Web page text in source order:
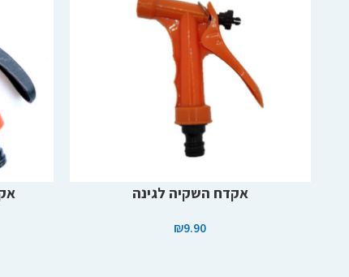
אקדח השקיה לגינה
₪9.90
מידע נוסף